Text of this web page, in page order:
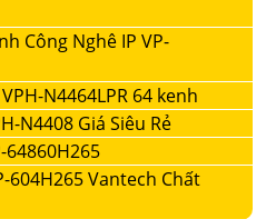
Công Nghê IP VP-
N4464LPR 64 kenh
N4408 Giá Siêu Rẻ
604H265 Vantech Chất